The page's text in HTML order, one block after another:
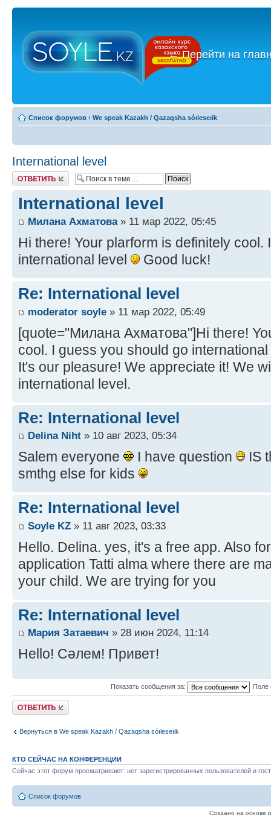
←Перейти на
Список форумов ‹ We speak Kazakh / Qazaqsha sóıleseıik
International level
Ответить
International level
Милана Ахматова» 11 мар 2022, 05:45
Hi there! Your plarform is definitely
international level
Good luck!
Re: International level
moderator soyle » 11 мар 2022, 05:49
[quote="Милана Ахматова"]Hi there!
cool. I guess you should go
It's our pleasure! We appreciate it! We
international level.
Re: International level
Delina Niht » 10 авг 2023, 05:34
Salem everyone I have question
IS
smthg else for kids
Re: International level
Soyle KZ » 11 авг 2023, 03:33
Hello. Delina. yes, it's a free app. Also
application Tatti alma where there are
your child. We are trying for you
Re: International level
Мария Затаевич » 28 июн 2024, 11:14
Hello! Сәлем! Привет!
Показать сообщения за: Поле
Ответить
Вернуться в We speak Kazakh / Qazaqsha sóıleseıik
КТО СЕЙЧАС НА КОНФЕРЕНЦИИ
Сейчас этот форум просматривают: нет зарегистрированных пользователей и
Список форумов
Создано на основе